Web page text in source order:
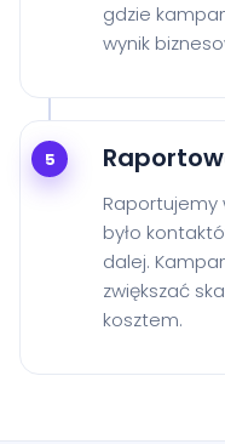
gdzie
wynik
5
Raportujemy
było
dalej.
zwiększać
kosztem.